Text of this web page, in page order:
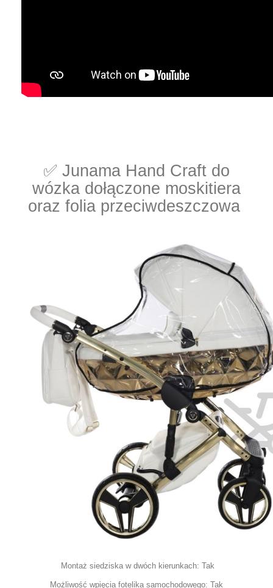
✅ Junama Hand Craft do
wózka dołączone moskitiera
oraz folia przeciwdeszczowa
Montaż siedziska w dwóch kierunkach: Tak
Możliwość wpięcia fotelika samochodowego: Tak